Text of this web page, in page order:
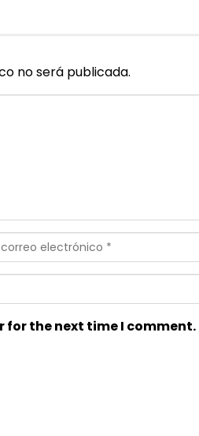
no será publicada.
for the next time I comment.